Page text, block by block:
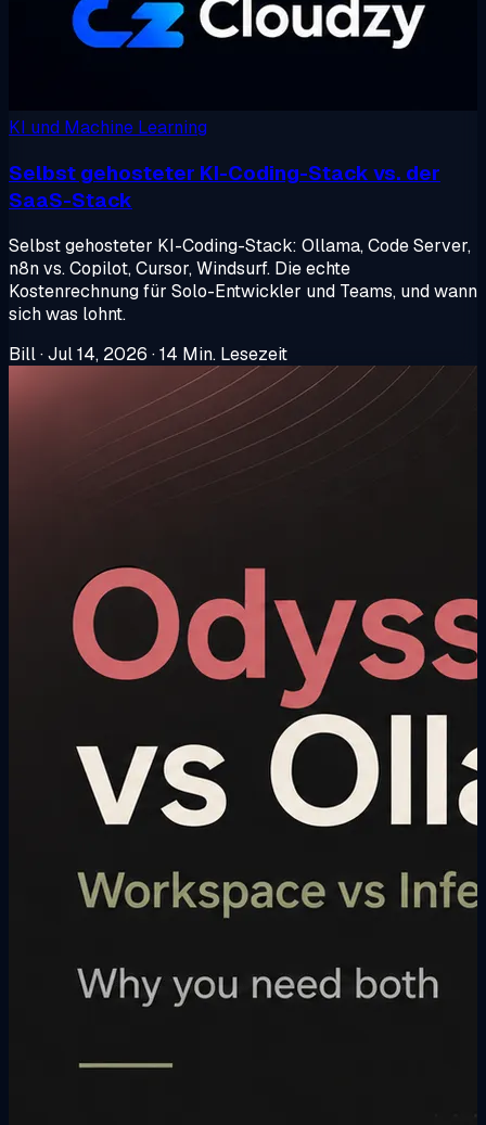
KI und Machine Learning
Selbst gehosteter KI-Coding-Stack vs. der
SaaS-Stack
Selbst gehosteter KI-Coding-Stack: Ollama, Code Server,
n8n vs. Copilot, Cursor, Windsurf. Die echte
Kostenrechnung für Solo-Entwickler und Teams, und wann
sich was lohnt.
Bill·Jul 14, 2026 ·14 Min. Lesezeit